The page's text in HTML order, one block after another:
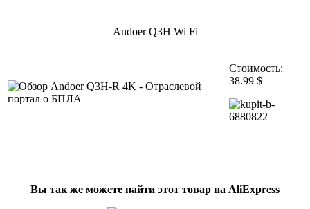
Andoer Q3H Wi Fi
Стоимость:
38.99 $
Вы так же можете найти этот товар на AliExpress